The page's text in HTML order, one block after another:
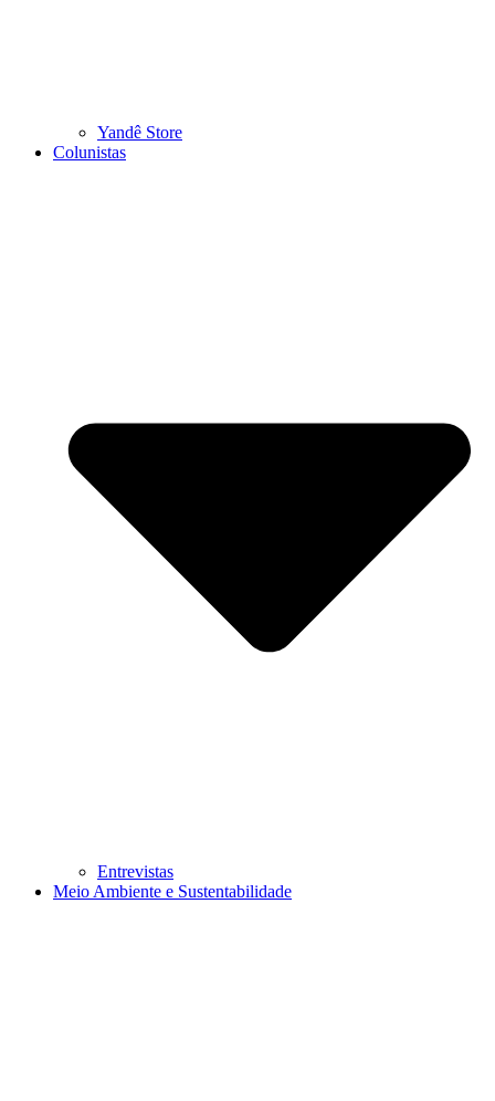
Yandê Store
Colunistas
Entrevistas
Meio Ambiente e Sustentabilidade